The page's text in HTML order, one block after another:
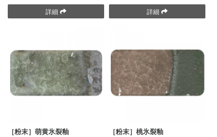
詳細 詳細
［粉末］萌黄氷裂釉 ［粉末］桃氷裂釉